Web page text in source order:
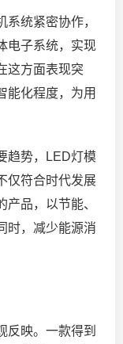
统紧密协作，
电子系统，实现
这方面表现突
能化程度，为用
趋势，LED灯模
仅符合时代发展
品，以节能、
时，减少能源消
反映。一款得到